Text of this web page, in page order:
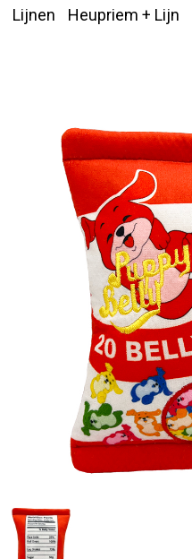
Lijnen Heupriem + Lijn